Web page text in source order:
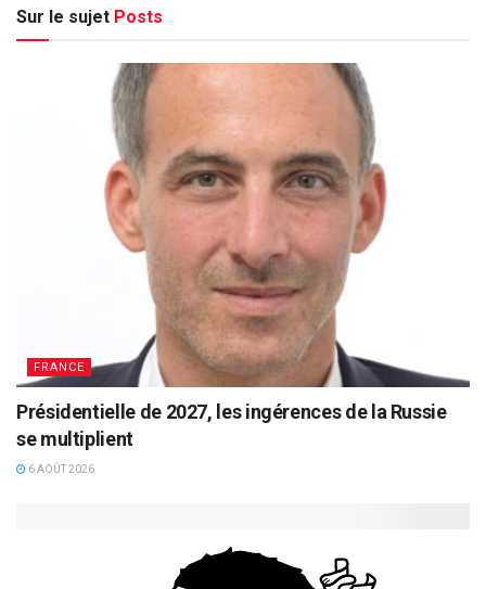
Sur le sujet Posts
FRANCE
Présidentielle de 2027, les ingérences de la Russie
se multiplient
6 AOÛT 2026